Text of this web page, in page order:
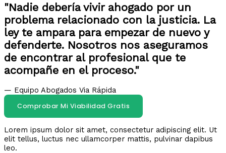
"Nadie debería vivir ahogado por un
problema relacionado con la justicia. La
ley te ampara para empezar de nuevo y
defenderte. Nosotros nos aseguramos
de encontrar al profesional que te
acompañe en el proceso."
— Equipo Abogados Via Rápida
Comprobar Mi Viabilidad Gratis
Lorem ipsum dolor sit amet, consectetur adipiscing elit. Ut
elit tellus, luctus nec ullamcorper mattis, pulvinar dapibus
leo.